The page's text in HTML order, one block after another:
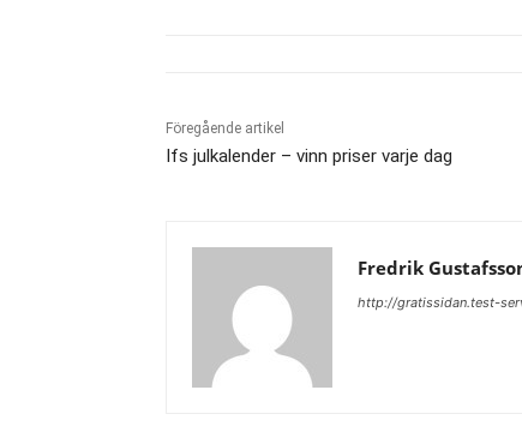
Föregående artikel
Ifs julkalender – vinn priser varje dag
Fredrik
http://gratissidan.test-